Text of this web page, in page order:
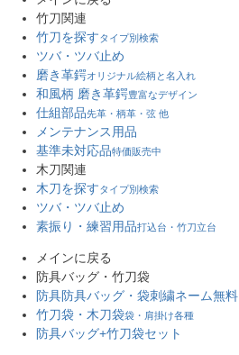
竹刀関連
竹刀を探すタイプ別検索
ツバ・ツバ止め
磨き革鍔オリジナル絵柄と名入れ
和風柄 磨き革鍔豊富なデザイン
仕組部品先革・柄革・弦 他
メンテナンス用品
基準未対応品特価販売中
木刀関連
木刀を探すタイプ別検索
ツバ・ツバ止め
素振り・練習用品打込台・竹刀立台
メインに戻る
防具バッグ・竹刀袋
防具防具バッグ・袋刺繍ネーム無料
竹刀袋・木刀袋袋・肩掛け各種
防具バッグ+竹刀袋セット